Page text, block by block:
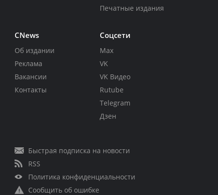
Печатные издания
CNews
Об издании
Реклама
Вакансии
Контакты
Соцсети
Max
VK
VK Видео
Rutube
Telegram
Дзен
Быстрая подписка на новости
RSS
Политика конфиденциальности
Сообщить об ошибке